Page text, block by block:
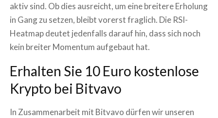
aktiv sind. Ob dies ausreicht, um eine breitere Erholung
in Gang zu setzen, bleibt vorerst fraglich. Die RSI-
Heatmap deutet jedenfalls darauf hin, dass sich noch
kein breiter Momentum aufgebaut hat.
Erhalten Sie 10 Euro kostenlose
Krypto bei Bitvavo
In Zusammenarbeit mit Bitvavo dürfen wir unseren